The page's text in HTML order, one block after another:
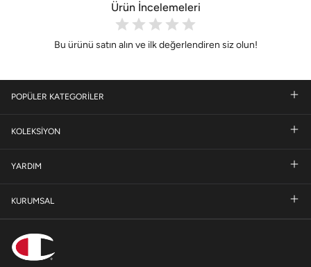
Ürün İncelemeleri
Bu ürünü satın alın ve ilk değerlendiren siz olun!
POPÜLER KATEGORİLER
KOLEKSİYON
YARDIM
KURUMSAL